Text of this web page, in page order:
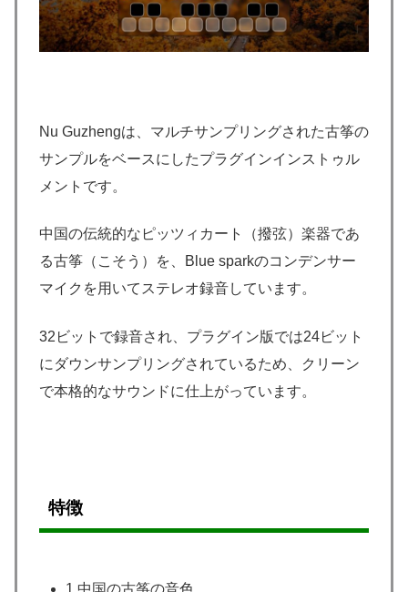
Nu Guzhengは、マルチサンプリングされた古筝の
サンプルをベースにしたプラグインインストゥル
メントです。
中国の伝統的なピッツィカート（撥弦）楽器であ
る古筝（こそう）を、Blue sparkのコンデンサー
マイクを用いてステレオ録音しています。
32ビットで録音され、プラグイン版では24ビット
にダウンサンプリングされているため、クリーン
で本格的なサウンドに仕上がっています。
特徴